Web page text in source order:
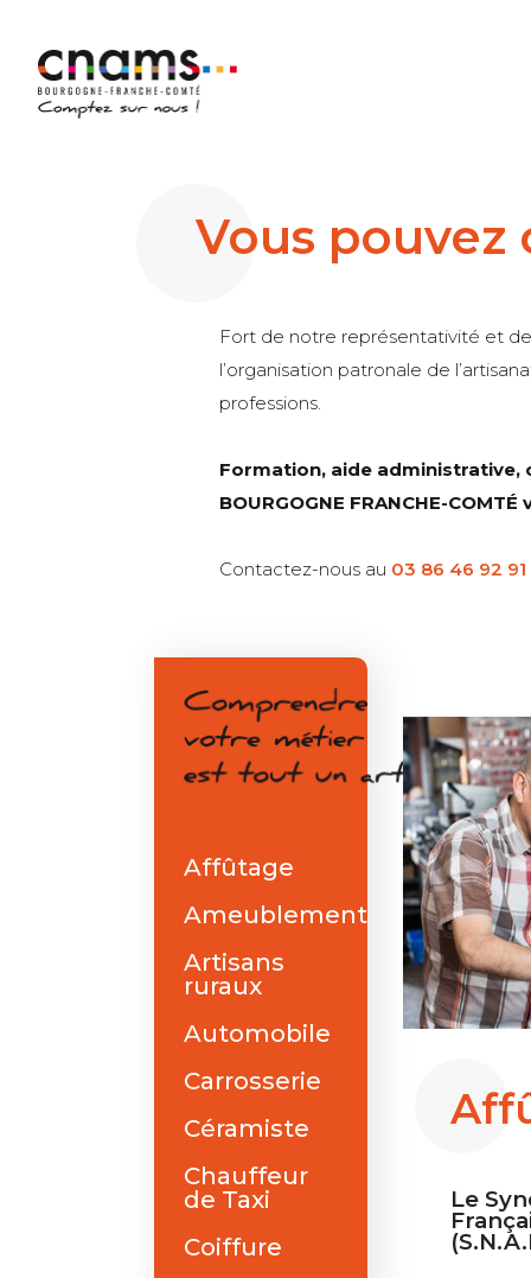
Vous pouvez
Fort de notre représentativité et
l’organisation patronale de
professions.
Formation, aide administrative,
BOURGOGNE FRANCHE-
Contactez-nous au 03 86 46 92 91
Affûtage
Ameublement
Artisans
ruraux
Automobile
Carrosserie
Céramiste
Chauffeur
de Taxi
Coiffure
Le